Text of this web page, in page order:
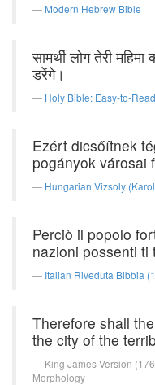
Modern Hebrew Bible
सामर्थी लोग तेरी
डरेंगे।
Holy Bible: Easy-to-
Ezért dicsőítnek
pogányok városai
Hungarian Vizsoly
Perciò il popolo
nazioni possenti ti
Italian Riveduta Bibbia
Therefore shall
the city of the
King James Version
Morphology